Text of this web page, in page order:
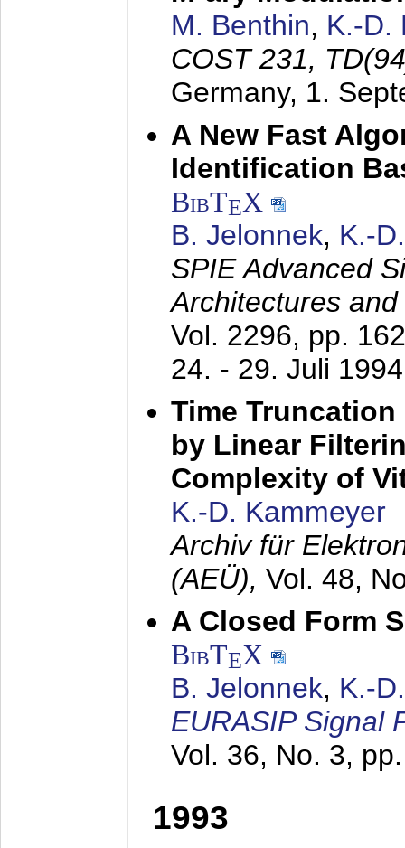
M. Benthin, K.-D.
COST 231,
Germany, 1.
A New Fast
Identification
BibTEX
B. Jelonnek, K.-
SPIE Advanced
Architectures
Vol. 2296, pp.
24. - 29. Juli 1994
Time
by Linear
Complexity of
K.-D. Kammeyer
Archiv für
(AEÜ), Vol. 48,
A Closed Form
BibTEX
B. Jelonnek, K.-
EURASIP Signal
Vol. 36, No. 3,
1993